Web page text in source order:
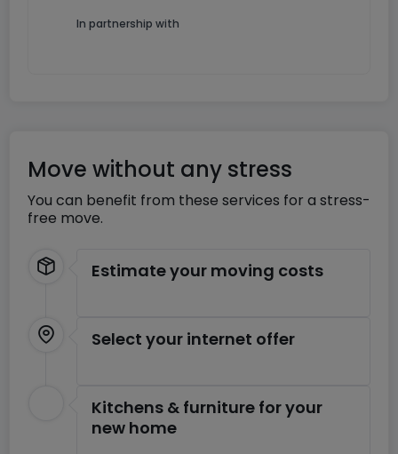
In partnership with
Move without any stress
You can benefit from these services for a stress-
free move.
Estimate your moving costs
Select your internet offer
Kitchens & furniture for your
new home